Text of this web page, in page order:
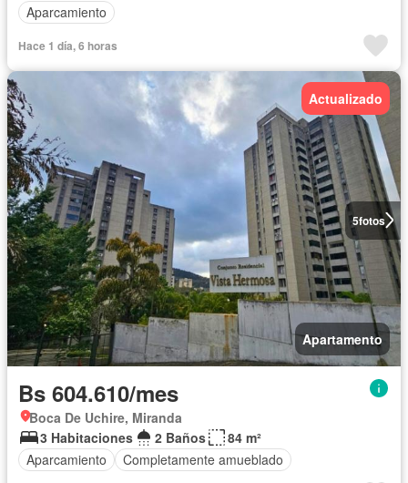
Aparcamiento
Hace 1 día, 6 horas
5fotos
Actualizado
Apartamento
Bs 604.610/mes
Boca De Uchire, Miranda
3 Habitaciones
2 Baños
84 m²
Aparcamiento
Completamente amueblado